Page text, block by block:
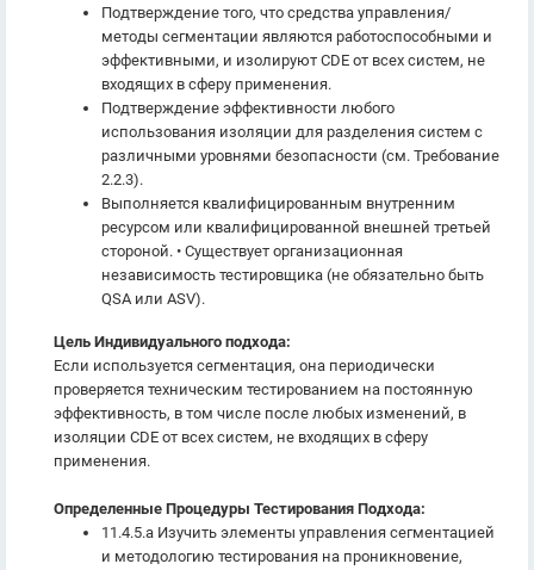
Подтверждение того, что средства управления/
методы сегментации являются работоспособными и
эффективными, и изолируют CDE от всех систем, не
входящих в сферу применения.
Подтверждение эффективности любого
использования изоляции для разделения систем с
различными уровнями безопасности (см. Требование
2.2.3).
Выполняется квалифицированным внутренним
ресурсом или квалифицированной внешней третьей
стороной. • Существует организационная
независимость тестировщика (не обязательно быть
QSA или ASV).
Цель Индивидуального подхода:
Если используется сегментация, она периодически
проверяется техническим тестированием на постоянную
эффективность, в том числе после любых изменений, в
изоляции CDE от всех систем, не входящих в сферу
применения.
Определенные Процедуры Тестирования Подхода:
11.4.5.a Изучить элементы управления сегментацией
и методологию тестирования на проникновение,